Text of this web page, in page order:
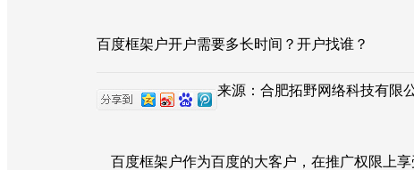
百度框架户开户需要多长时间？开户找谁？
来源：合肥拓野网络科技有限
百度框架户作为百度的大客户，在推广权限上